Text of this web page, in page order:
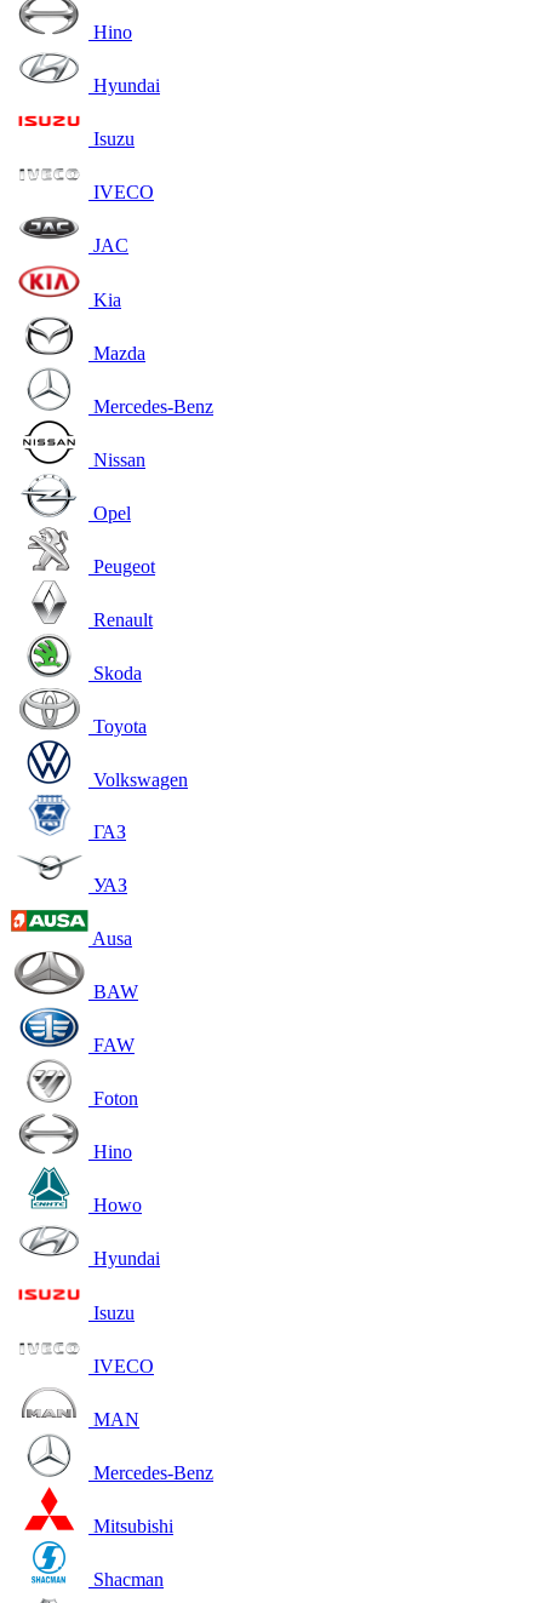
Hino
Hyundai
Isuzu
IVECO
JAC
Kia
Mazda
Mercedes-Benz
Nissan
Opel
Peugeot
Renault
Skoda
Toyota
Volkswagen
ГАЗ
УАЗ
Ausa
BAW
FAW
Foton
Hino
Howo
Hyundai
Isuzu
IVECO
MAN
Mercedes-Benz
Mitsubishi
Shacman